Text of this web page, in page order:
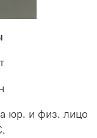
юр. и физ. лицо